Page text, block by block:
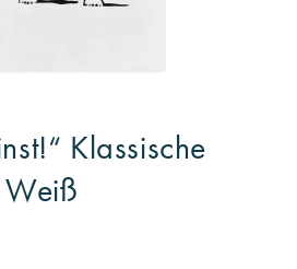
Klassische
Weiß